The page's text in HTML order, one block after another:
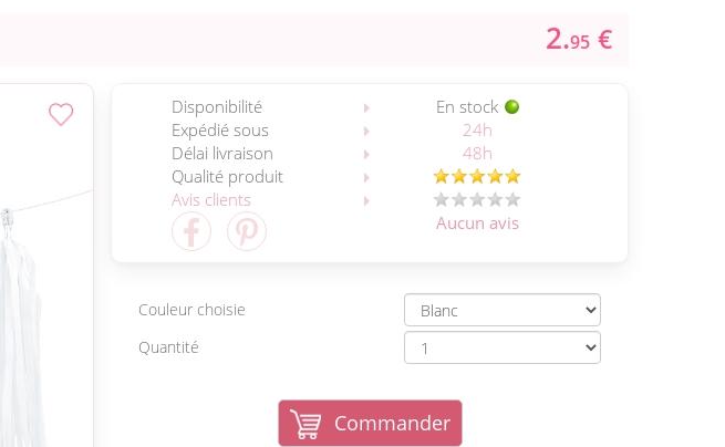
2.95 €
Disponibilité
En stock
Expédié sous
24h
Délai livraison
48h
Qualité produit
Avis clients
Aucun avis
Couleur choisie
Quantité
Commander